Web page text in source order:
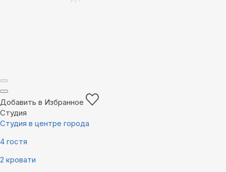
Добавить в Избранное
Студия
Студия в центре города
4 гостя
2 кровати